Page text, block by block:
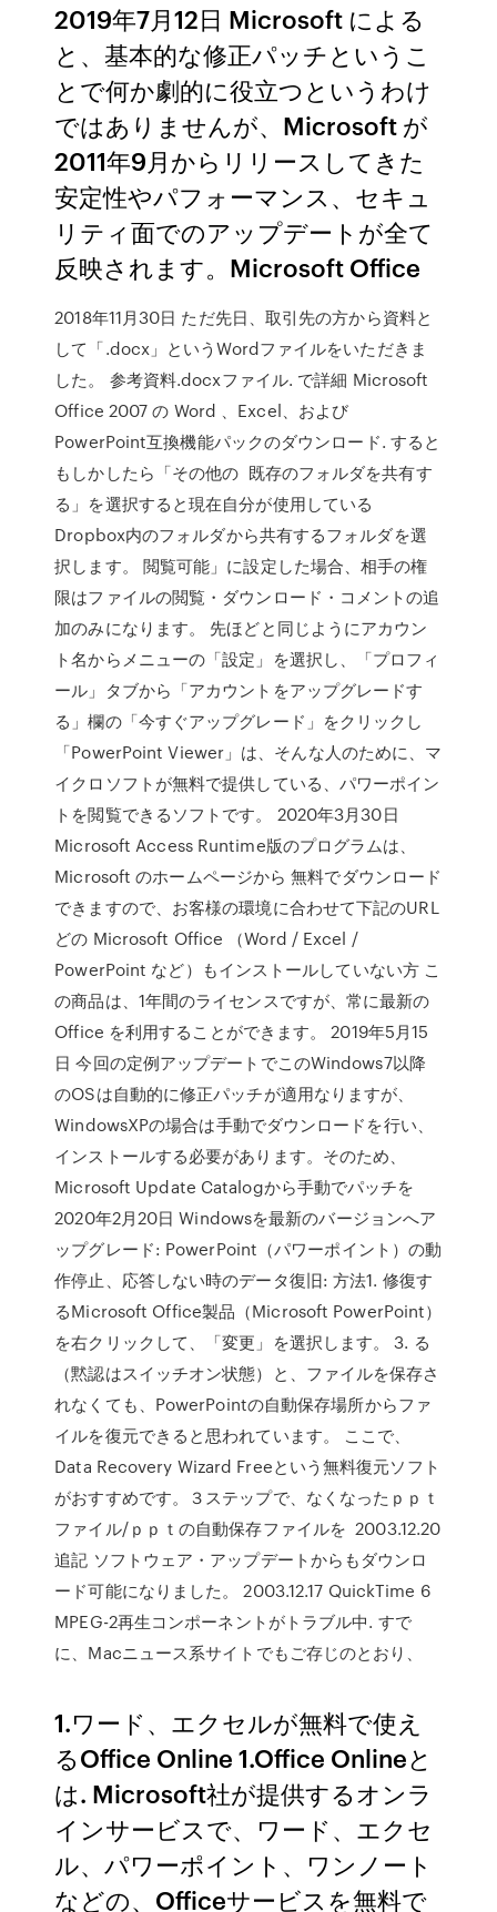
2019年7月12日 Microsoft による
と、基本的な修正パッチというこ
とで何か劇的に役立つというわけ
ではありませんが、Microsoft が
2011年9月からリリースしてきた
安定性やパフォーマンス、セキュ
リティ面でのアップデートが全て
反映されます。Microsoft Office
2018年11月30日 ただ先日、取引先の方から資料と
して「.docx」というWordファイルをいただきま
した。 参考資料.docxファイル. で詳細 Microsoft
Office 2007 の Word 、Excel、および
PowerPoint互換機能パックのダウンロード. すると
もしかしたら「その他の 既存のフォルダを共有す
る」を選択すると現在自分が使用している
Dropbox内のフォルダから共有するフォルダを選
択します。 閲覧可能」に設定した場合、相手の権
限はファイルの閲覧・ダウンロード・コメントの追
加のみになります。 先ほどと同じようにアカウン
ト名からメニューの「設定」を選択し、「プロフィ
ール」タブから「アカウントをアップグレードす
る」欄の「今すぐアップグレード」をクリックし
「PowerPoint Viewer」は、そんな人のために、マ
イクロソフトが無料で提供している、パワーポイン
トを閲覧できるソフトです。 2020年3月30日
Microsoft Access Runtime版のプログラムは、
Microsoft のホームページから 無料でダウンロード
できますので、お客様の環境に合わせて下記のURL
どの Microsoft Office （Word / Excel /
PowerPoint など）もインストールしていない方 こ
の商品は、1年間のライセンスですが、常に最新の
Office を利用することができます。 2019年5月15
日 今回の定例アップデートでこのWindows7以降
のOSは自動的に修正パッチが適用なりますが、
WindowsXPの場合は手動でダウンロードを行い、
インストールする必要があります。そのため、
Microsoft Update Catalogから手動でパッチを
2020年2月20日 Windowsを最新のバージョンへア
ップグレード: PowerPoint（パワーポイント）の動
作停止、応答しない時のデータ復旧: 方法1. 修復す
るMicrosoft Office製品（Microsoft PowerPoint）
を右クリックして、「変更」を選択します。 3. る
（黙認はスイッチオン状態）と、ファイルを保存さ
れなくても、PowerPointの自動保存場所からファ
イルを復元できると思われています。 ここで、
Data Recovery Wizard Freeという無料復元ソフト
がおすすめです。３ステップで、なくなったｐｐｔ
ファイル/ｐｐｔの自動保存ファイルを 2003.12.20
追記 ソフトウェア・アップデートからもダウンロ
ード可能になりました。 2003.12.17 QuickTime 6
MPEG-2再生コンポーネントがトラブル中. すで
に、Macニュース系サイトでもご存じのとおり、
1.ワード、エクセルが無料で使え
るOffice Online 1.Office Onlineと
は. Microsoft社が提供するオンラ
インサービスで、ワード、エクセ
ル、パワーポイント、ワンノート
などの、Officeサービスを無料で